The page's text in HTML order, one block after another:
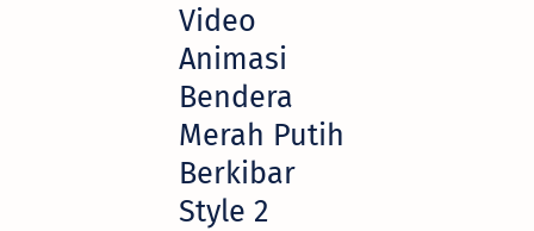
Video
Animasi
Bendera
Merah Putih
Berkibar
Style 2